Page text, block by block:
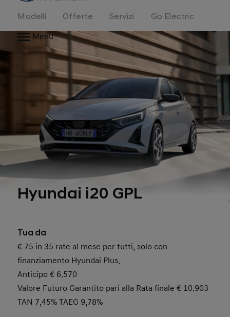
Modelli Offerte Servizi
Go Electric
Menu
Hyundai i20 GPL
Tua da
€ 75 in 35 rate al mese per tutti, solo con
finanziamento Hyundai Plus.
Anticipo € 6.570
Valore Futuro Garantito pari alla Rata finale € 10.903
TAN 7,45% TAEG 9,78%